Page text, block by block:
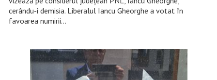
cerându-i demisia. Liberalul Iancu Gheorghe a votat în
favoarea numirii…